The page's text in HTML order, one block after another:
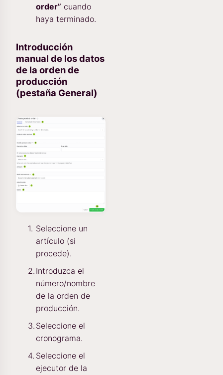
order” cuando
haya terminado.
Introducción
manual de los datos
de la orden de
producción
(pestaña General)
Seleccione un
artículo (si
procede).
Introduzca el
número/nombre
de la orden de
producción.
Seleccione el
cronograma.
Seleccione el
ejecutor de la